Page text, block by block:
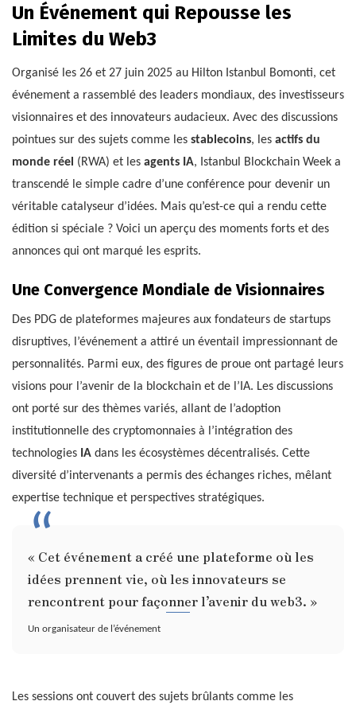
Un Événement qui Repousse les
Limites du Web3
Organisé les 26 et 27 juin 2025 au Hilton Istanbul Bomonti, cet
événement a rassemblé des leaders mondiaux, des investisseurs
visionnaires et des innovateurs audacieux. Avec des discussions
pointues sur des sujets comme les stablecoins, les actifs du
monde réel (RWA) et les agents IA, Istanbul Blockchain Week a
transcendé le simple cadre d’une conférence pour devenir un
véritable catalyseur d’idées. Mais qu’est-ce qui a rendu cette
édition si spéciale ? Voici un aperçu des moments forts et des
annonces qui ont marqué les esprits.
Une Convergence Mondiale de Visionnaires
Des PDG de plateformes majeures aux fondateurs de startups
disruptives, l’événement a attiré un éventail impressionnant de
personnalités. Parmi eux, des figures de proue ont partagé leurs
visions pour l’avenir de la blockchain et de l’IA. Les discussions
ont porté sur des thèmes variés, allant de l’adoption
institutionnelle des cryptomonnaies à l’intégration des
technologies IA dans les écosystèmes décentralisés. Cette
diversité d’intervenants a permis des échanges riches, mêlant
expertise technique et perspectives stratégiques.
« Cet événement a créé une plateforme où les
idées prennent vie, où les innovateurs se
rencontrent pour façonner l’avenir du web3. »
Un organisateur de l’événement
Les sessions ont couvert des sujets brûlants comme les